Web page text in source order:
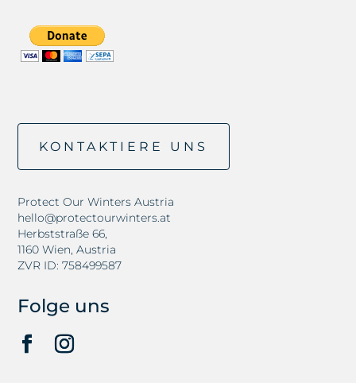
KONTAKTIERE UNS
Protect Our Winters Austria
hello@protectourwinters.at
Herbststraße 66,
1160 Wien, Austria
ZVR ID: 758499587
Folge uns